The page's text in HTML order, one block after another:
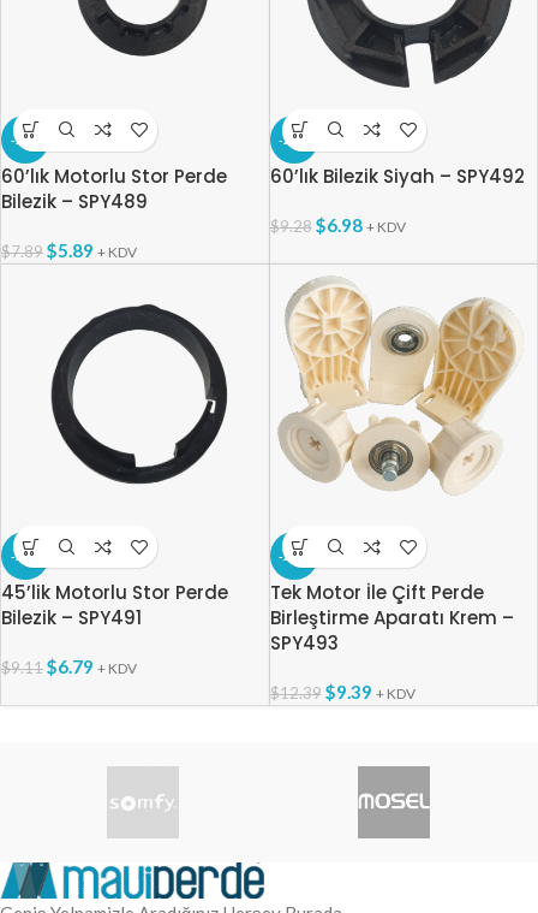
-25%
60’lık Motorlu Stor Perde
Bilezik – SPY489
$7.89$5.89 + KDV
-25%
60’lık Bilezik Siyah – SPY492
$9.28 $6.98 + KDV
-25%
45’lik Motorlu Stor Perde
Bilezik – SPY491
$9.11$6.79 + KDV
-24%
Tek Motor İle Çift Perde
Birleştirme Aparatı Krem –
SPY493
$12.39 $9.39 + KDV